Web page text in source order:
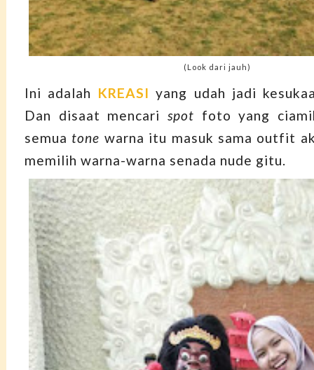
(Look dari jauh)
Ini adalah KREASI yang udah jadi
Dan disaat mencari spot foto yang
semua tone warna itu masuk sama outfit
memilih warna-warna senada nude gitu.